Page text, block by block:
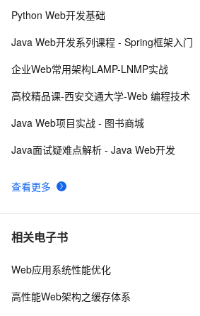
8 域名配置https时，请求无响应的解决方法
行TLS四次握手
10阿里云申请免费SSL证书https的图文教程
查看更多
Python Web开发基础
Java Web开发系列课程 - Spring框架入门
企业Web常用架构LAMP-LNMP实战
高校精品课-西安交通大学-Web 编程技术
Java Web项目实战 - 图书商城
Java面试疑难点解析 - Java Web开发
相关电子书
Web应用系统性能优化
高性能Web架构之缓存体系